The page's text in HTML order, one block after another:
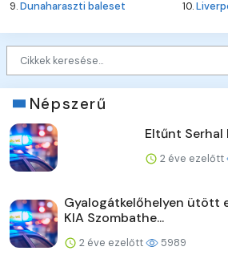
9.Dunaharaszti baleset 10.
Népszerű
Eltűnt Serhal
2 éve ezelőtt
Gyalogátkelőhelyen ütött
KIA Szombathe...
2 éve ezelőtt 5989